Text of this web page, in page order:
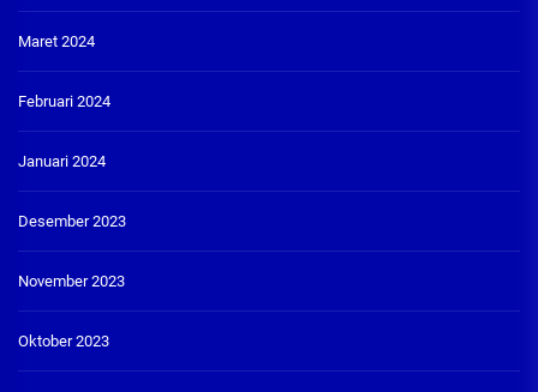
Maret 2024
Februari 2024
Januari 2024
Desember 2023
November 2023
Oktober 2023